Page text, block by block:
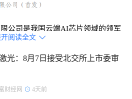
限公司是我国云端AI芯片领域的领军
了覆盖AI加速卡及模组、智算系统
，并基于具有自主知识产权的AI计
实现软硬协同优化，为云端
开阅读全文 
光：8月7日接受北交所上市委审
财经网 4天前